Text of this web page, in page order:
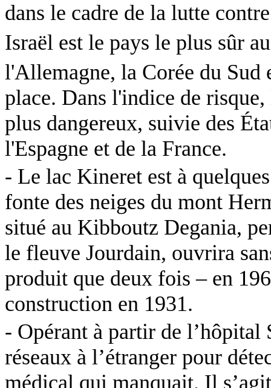
dans le cadre de la lutte
Israël est le pays le plus sûr
l'Allemagne, la Corée du
place. Dans l'indice de
plus dangereux, suivie des
l'Espagne et de la France.
- Le lac Kineret est à
fonte des neiges du mont
situé au Kibboutz Degania,
le fleuve Jourdain, ouvrira
produit que deux fois – en
construction en 1931.
- Opérant à partir de l’hôpital
réseaux à l’étranger pour
médical qui manquait. Il